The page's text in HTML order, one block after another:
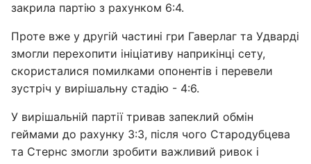
закрила партію з рахунком 6:4.
Проте вже у другій частині гри Гаверлаг та Удварді
змогли перехопити ініціативу наприкінці сету,
скористалися помилками опонентів і перевели
зустріч у вирішальну стадію - 4:6.
У вирішальній партії тривав запеклий обмін
геймами до рахунку 3:3, після чого Стародубцева
та Стернс змогли зробити важливий ривок і